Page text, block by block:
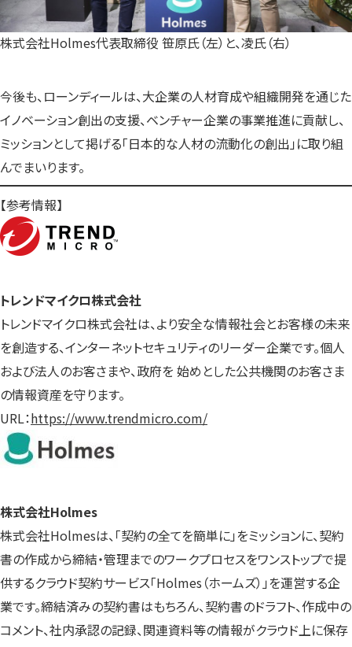
株式会社Holmes代表取締役 笹原氏（左）と、凌氏（右）
今後も、ローンディールは、大企業の人材育成や組織開発を通じた
イノベーション創出の支援、ベンチャー企業の事業推進に貢献し、
ミッションとして掲げる「日本的な人材の流動化の創出」に取り組
んでまいります。
【参考情報】
トレンドマイクロ株式会社
トレンドマイクロ株式会社は、より安全な情報社会とお客様の未来
を創造する、インターネットセキュリティのリーダー企業です。個人
および法人のお客さまや、政府を 始めとした公共機関のお客さま
の情報資産を守ります。
URL：https://www.trendmicro.com/
株式会社Holmes
株式会社Holmesは、「契約の全てを簡単に」をミッションに、契約
書の作成から締結・管理までのワークプロセスをワンストップで提
供するクラウド契約サービス「Holmes（ホームズ）」を運営する企
業です。締結済みの契約書はもちろん、契約書のドラフト、作成中の
コメント、社内承認の記録、関連資料等の情報がクラウド上に保存